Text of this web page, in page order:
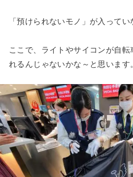
「預けられないモノ」が入ってい
ここで、ライトやサイコンが自転
れるんじゃないかな～と思います